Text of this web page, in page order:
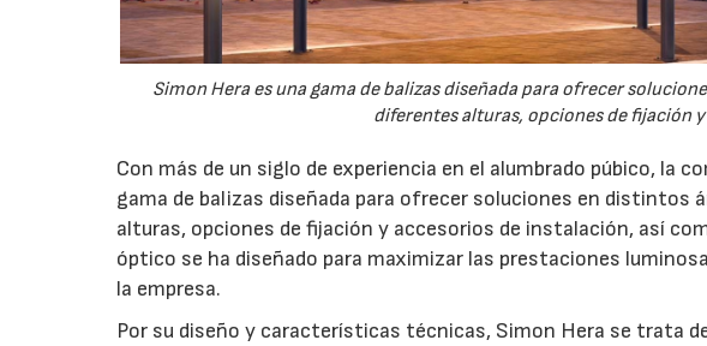
Simon Hera es una gama de balizas diseñada para ofrecer
diferentes alturas, opciones de fijación
Con más de un siglo de experiencia en el alumbrado púbico, la
gama de balizas diseñada para ofrecer soluciones en distintos
alturas, opciones de fijación y accesorios de instalación, así
óptico se ha diseñado para maximizar las prestaciones
la empresa.
Por su diseño y características técnicas, Simon Hera se trata